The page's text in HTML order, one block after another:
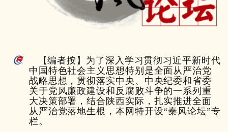
【编者按】为了深入学习贯彻习近平新时代
中国特色社会主义思想特别是全面从严治党
战略思想，贯彻落实中央、中央纪委和省委
关于党风廉政建设和反腐败斗争的一系列重
大决策部署，结合陕西实际，扎实推进全面
从严治党落地生根，本网特开设“秦风论坛”专
栏。